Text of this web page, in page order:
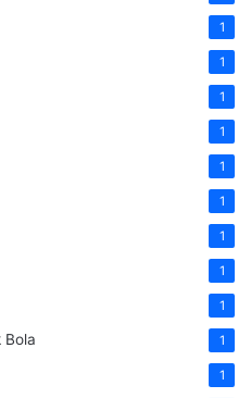
1
1
1
1
1
1
1
1
1
Bola 1
1